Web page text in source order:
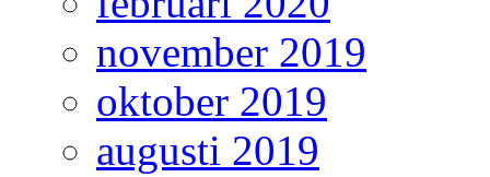
november 2019
oktober 2019
augusti 2019